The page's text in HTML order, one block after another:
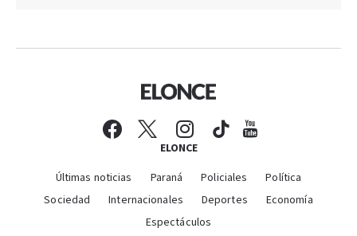
ELONCE
Últimas noticias Paraná Policiales
Política
Sociedad
Internacionales Deportes
Economía
Espectáculos